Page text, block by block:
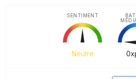
Neutre
SENTIMENT
0